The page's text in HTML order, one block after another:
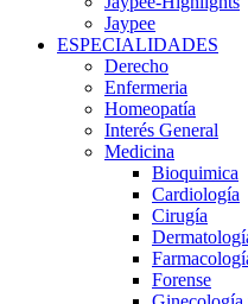
Jaypee
ESPECIALIDADES
Derecho
Enfermeria
Homeopatía
Interés General
Medicina
Bioquimica
Cardiología
Cirugía
Forense